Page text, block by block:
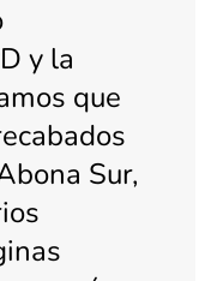
y la
que
Sur,